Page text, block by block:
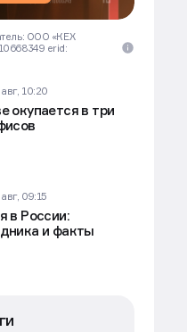
ООО «КЕХ
erid:
авг, 10:20
окупается в три
авг, 09:15
в России:
и факты